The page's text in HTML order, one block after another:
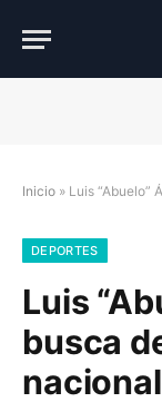
Inicio » Luis “Abuelo”
DEPORTES
Luis
busca